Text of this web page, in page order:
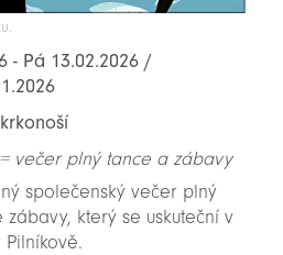
- Pá 13.02.2026 /
večer plný tance a zábavy
společenský večer plný
který se uskuteční v
Pilníkově.